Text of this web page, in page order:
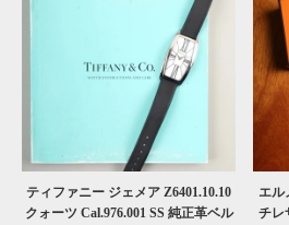
ティファニー ジェメア Z6401.10.10
クォーツ Cal.976.001 SS 純正革ベル
エル
チレ